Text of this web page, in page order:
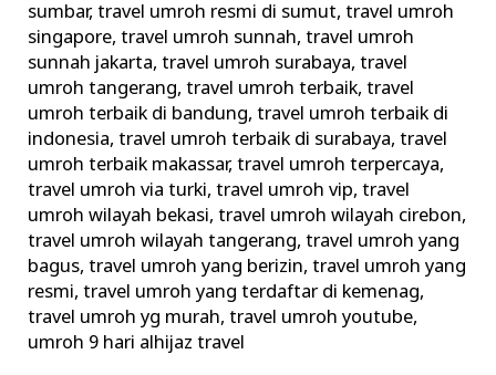
sumbar,travel umroh resmi di sumut,travel umroh
singapore,travel umroh sunnah,travel umroh
sunnah jakarta,travel umroh surabaya,travel
umroh tangerang,travel umroh terbaik,travel
umroh terbaik di bandung,travel umroh terbaik di
indonesia,travel umroh terbaik di surabaya,travel
umroh terbaik makassar,travel umroh terpercaya,
travel umroh via turki,travel umroh vip,travel
umroh wilayah bekasi,travel umroh wilayah cirebon,
travel umroh wilayah tangerang,travel umroh yang
bagus,travel umroh yang berizin,travel umroh yang
resmi,travel umroh yang terdaftar di kemenag,
travel umroh yg murah,travel umroh youtube,
umroh 9 hari alhijaz travel